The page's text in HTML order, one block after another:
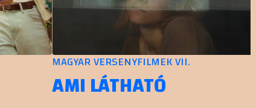
MAGYAR VERSENYFILMEK VII.
AMI LÁTHATÓ